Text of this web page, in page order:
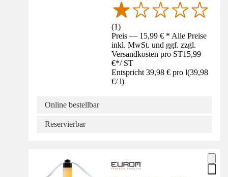
(1)
Preis — 15,99 € * Alle Preise
inkl. MwSt. und ggf. zzgl.
Versandkosten pro ST15,99
€*/ ST
Entspricht 39,98 € pro l(39,98
€/ l)
Online bestellbar
Reservierbar